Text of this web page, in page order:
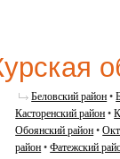
Беловский район •
Касторенский район •
Обоянский район •
район •Фатежский